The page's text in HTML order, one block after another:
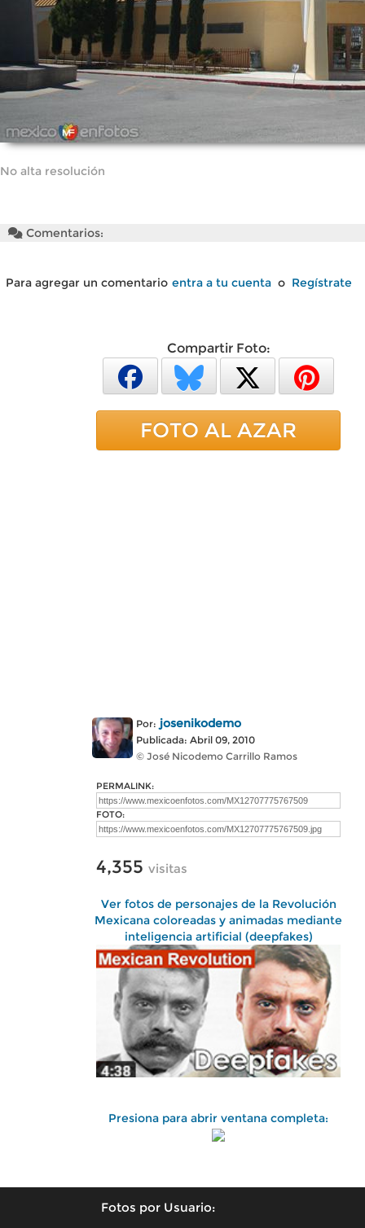
No alta resolución
Comentarios:
Para agregar un comentario entra a tu cuenta o Regístrate
Compartir Foto:
FOTO AL AZAR
Por: josenikodemo
Publicada: Abril 09, 2010
© José Nicodemo Carrillo Ramos
PERMALINK:
FOTO:
4,355 visitas
Ver fotos de personajes de la Revolución
Mexicana coloreadas y animadas mediante
inteligencia artificial (deepfakes)
Presiona para abrir ventana completa:
Fotos por Usuario: